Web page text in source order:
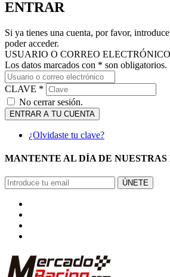
poder acceder.
USUARIO O CORREO
Los datos marcados con * son obligatorios.
CLAVE *
No cerrar sesión.
ENTRAR A TU CUENTA
¿Olvidaste tu clave?
MANTENTE AL DÍA DE NUESTRAS